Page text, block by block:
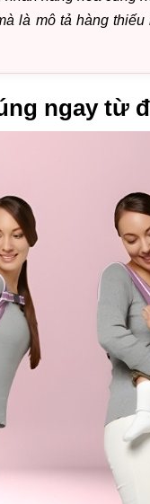
là mô tả hàng thiếu
ngay từ